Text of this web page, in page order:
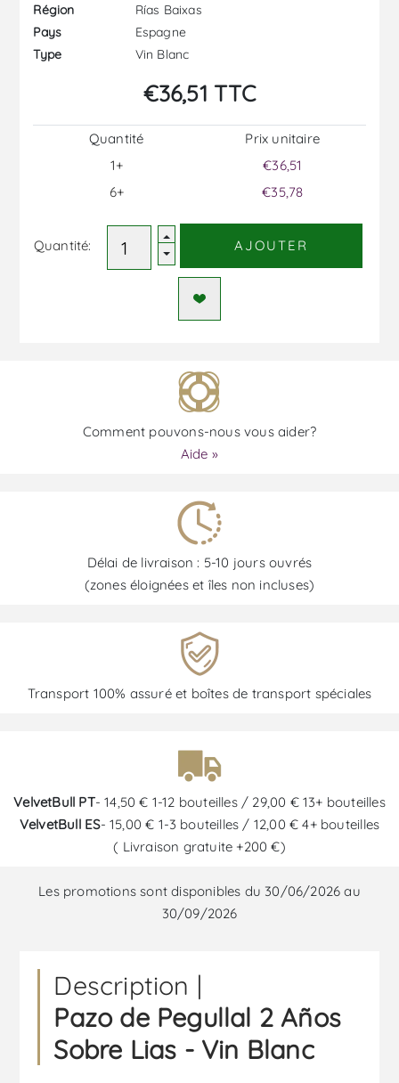
Région
Rías Baixas
Pays
Espagne
Type
Vin Blanc
€36,51 TTC
Quantité
1+
6+
Prix ​​unitaire
€36,51
€35,78
Quantité: AJOUTER
Comment pouvons-nous vous aider?
Aide »
Délai de livraison : 5-10 jours ouvrés
(zones éloignées et îles non incluses)
Transport 100% assuré et boîtes de transport spéciales
VelvetBull PT- 14,50 € 1-12 bouteilles / 29,00 € 13+ bouteilles
VelvetBull ES- 15,00 € 1-3 bouteilles / 12,00 € 4+ bouteilles
( Livraison gratuite +200 €)
Les promotions sont disponibles du 30/06/2026 au
30/09/2026
Description |
Pazo de Pegullal 2 Años
Sobre Lias - Vin Blanc